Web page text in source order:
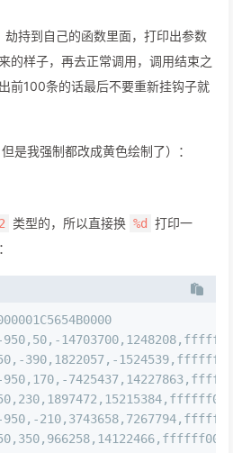
持到自己的函数里面，打印出参数
的样子，再去正常调用，调用结束之
前100条的话最后不要重新挂钩子就
是我强制都改成黄色绘制了）：
类型的，所以直接换 %d
打印一